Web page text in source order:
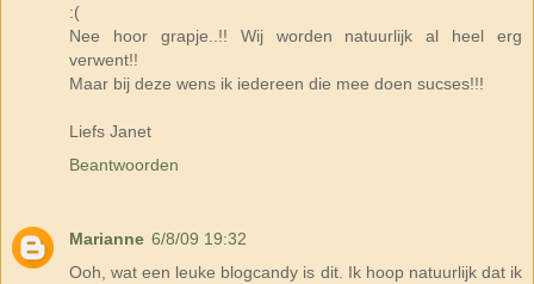
:(
Nee hoor grapje..!! Wij worden natuurlijk al heel erg
verwent!!
Maar bij deze wens ik iedereen die mee doen sucses!!!
Liefs Janet
Beantwoorden
Marianne 6/8/09 19:32
Ooh, wat een leuke blogcandy is dit. Ik hoop natuurlijk dat ik